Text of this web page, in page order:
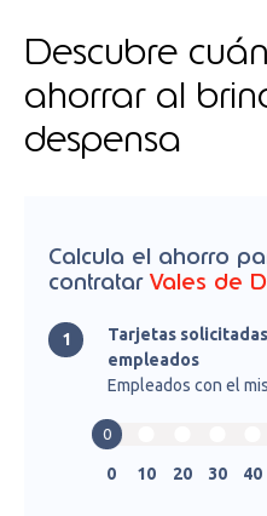
Descubre
ahorrar al
despensa
Calcula el ahorro
contratar Vales de
1
Tarjetas
empleados
Empleados con el
0
0 10 20 30 40